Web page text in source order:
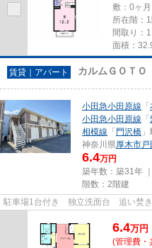
敷：0ヶ
所在階：
間取り：
面積：
賃貸｜アパート カルムＧＯＴ
小田急小田原線 「
小田急小田原線 「
相模線 「門沢橋
神奈川県厚木市戸
6.4万円
築年数：築31年
階数：2階建
駐車場1台付き 独立洗面台 追い焚
6.4万円
(管理費・